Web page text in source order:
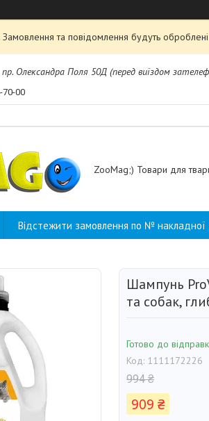
Замовлення та повідомлення будуть
Олександра Поля 50Д (перед виїздом
70-00
ZooMag;) Товари для
Відстежити замовлення по № накладної
Шампунь
та собак,
Готово до
Код: 1111172226
994 ₴
909 ₴